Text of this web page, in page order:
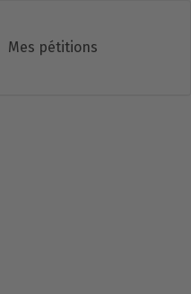
Mes pétitions